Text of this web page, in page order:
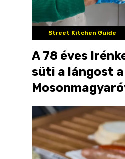
Street Kitchen Guide
A 78 éves
süti a lángost a
strandolóknak